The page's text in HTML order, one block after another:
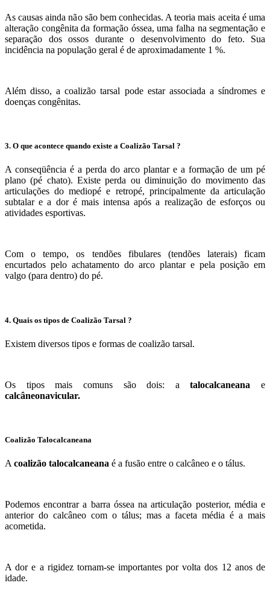
As causas ainda não são bem conhecidas. A teoria mais aceita é uma
alteração congênita da formação óssea, uma falha na segmentação e
separação dos ossos durante o desenvolvimento do feto. Sua
incidência na população geral é de aproximadamente 1 %.
Além disso, a coalizão tarsal pode estar associada a síndromes e
doenças congênitas.
3. O que acontece quando existe a Coalizão Tarsal ?
A conseqüência é a perda do arco plantar e a formação de um pé
plano (pé chato). Existe perda ou diminuição do movimento das
articulações do mediopé e retropé, principalmente da articulação
subtalar e a dor é mais intensa após a realização de esforços ou
atividades esportivas.
Com o tempo, os tendões fibulares (tendões laterais) ficam
encurtados pelo achatamento do arco plantar e pela posição em
valgo (para dentro) do pé.
4. Quais os tipos de Coalizão Tarsal ?
Existem diversos tipos e formas de coalizão tarsal.
Os tipos mais comuns são dois: atalocalcaneana e
calcâneonavicular.
Coalizão Talocalcaneana
A coalizão talocalcaneana é a fusão entre o calcâneo e o tálus.
Podemos encontrar a barra óssea na articulação posterior, média e
anterior do calcâneo com o tálus; mas a faceta média é a mais
acometida.
A dor e a rigidez tornam-se importantes por volta dos 12 anos de
idade.